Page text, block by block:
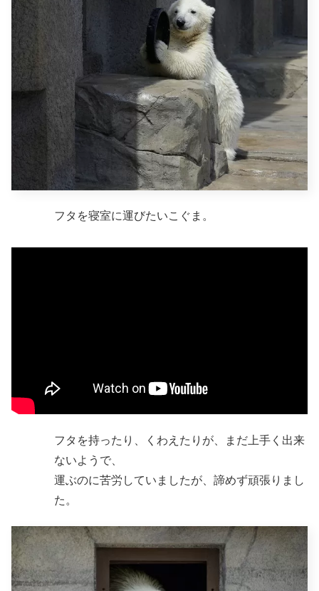
フタを寝室に運びたいこぐま。
フタを持ったり、くわえたりが、まだ上手く出来
ないようで、
運ぶのに苦労していましたが、諦めず頑張りまし
た。